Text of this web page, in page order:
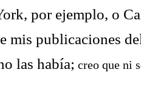
por ejemplo, o
mis publicaciones
las había; creo que ni